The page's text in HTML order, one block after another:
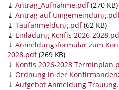
Antrag_Aufnahme.pdf(270 KB)
Antrag auf Umgemeindung.pdf
Taufanmeldung.pdf(62 KB)
Einladung Konfis 2026-
Anmeldungsformular zum
2028.pdf(269 KB)
Konfis 2026-2028
Ordnung in der
Aufgebot Anmeldung